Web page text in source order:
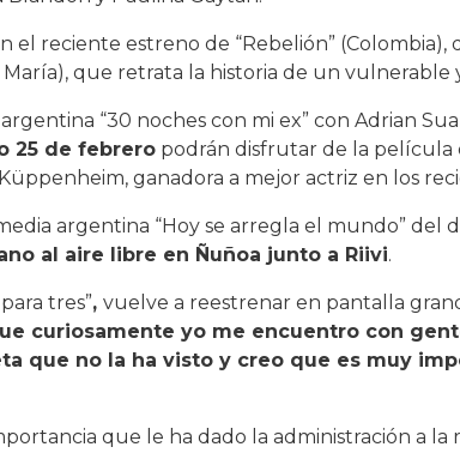
el reciente estreno de “Rebelión”
María), que retrata la historia de un vulnerable
“30 noches con mi ex” con Adrian
25 de febrero podrán disfrutar de la película
ganadora a mejor actriz en los
argentina “Hoy se arregla el mundo” del
al aire libre en Ñuñoa junto a Riivi.
tres”, vuelve a reestrenar en pantalla
curiosamente yo me encuentro con
que no la ha visto y creo que es muy
que le ha dado la administración a